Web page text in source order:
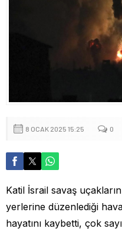
8 OCAK 2025 15:25 0
Katil İsrail savaş
yerlerine düzenlediği
hayatını kaybetti, çok